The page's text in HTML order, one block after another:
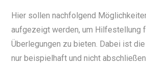
Hier sollen nachfolgend
aufgezeigt werden, um Hilfestellung
Überlegungen zu bieten. Dabei ist
nur beispielhaft und nicht